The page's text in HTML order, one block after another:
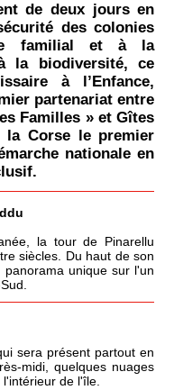
de deux jours en
des colonies
familial et à la
la biodiversité, ce
à l’Enfance,
partenariat entre
Familles » et Gîtes
la Corse le premier
nationale en
la tour de Pinarellu
siècles. Du haut de son
unique sur l'un
sera présent partout en
midi, quelques nuages
de l'île.